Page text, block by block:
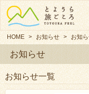
HOME > お知らせ > お知
お知らせ
お知らせ一覧